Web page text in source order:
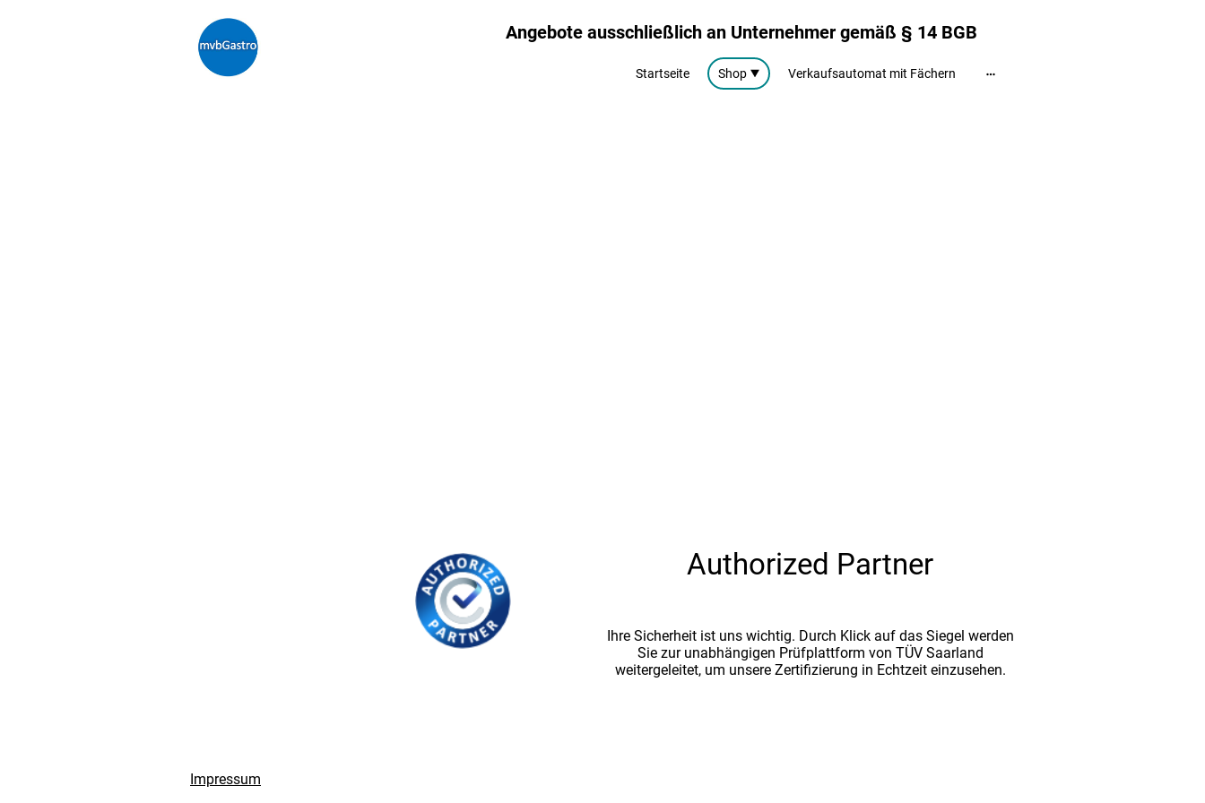
Angebote ausschließlich an Unternehmer gemäß § 14 BGB
Startseite Shop Verkaufsautomat mit Fächern
Authorized Partner
Ihre Sicherheit ist uns wichtig. Durch Klick auf das Siegel werden
Sie zur unabhängigen Prüfplattform von TÜV Saarland
weitergeleitet, um unsere Zertifizierung in Echtzeit einzusehen.
Impressum